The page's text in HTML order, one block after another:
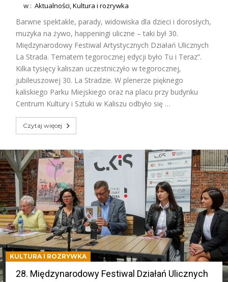
w :Aktualności,Kultura i rozrywka
Barwne spektakle, parady, widowiska dla dzieci i dorosłych,
muzyka na żywo, happeningi uliczne – taki był 30.
Międzynarodowy Festiwal Artystycznych Działań Ulicznych
La Strada. Tematem tegorocznej edycji było Tu i Teraz”.
Kilka tysięcy kaliszan uczestniczyło w tegorocznej,
jubileuszowej 30. La Stradzie. W plenerze pięknego
kaliskiego Parku Miejskiego oraz na placu przy budynku
Centrum Kultury i Sztuki w Kaliszu odbyło się …
Czytaj więcej
KULTURA I ROZRYWKA
28. Międzynarodowy Festiwal Działań Ulicznych